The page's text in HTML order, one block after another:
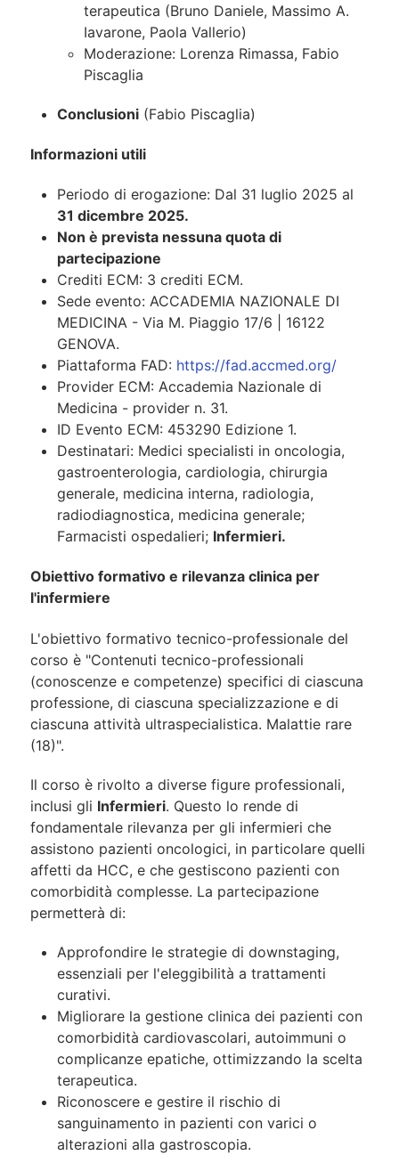
terapeutica (Bruno Daniele, Massimo A.
Iavarone, Paola Vallerio)
Moderazione: Lorenza Rimassa, Fabio
Piscaglia
Conclusioni (Fabio Piscaglia)
Informazioni utili
Periodo di erogazione: Dal 31 luglio 2025 al
31 dicembre 2025.
Non è prevista nessuna quota di
partecipazione
Crediti ECM: 3 crediti ECM.
Sede evento: ACCADEMIA NAZIONALE DI
MEDICINA - Via M. Piaggio 17/6 | 16122
GENOVA.
Piattaforma FAD: https://fad.accmed.org/
Provider ECM: Accademia Nazionale di
Medicina - provider n. 31.
ID Evento ECM: 453290 Edizione 1.
Destinatari: Medici specialisti in oncologia,
gastroenterologia, cardiologia, chirurgia
generale, medicina interna, radiologia,
radiodiagnostica, medicina generale;
Farmacisti ospedalieri; Infermieri.
Obiettivo formativo e rilevanza clinica per
l'infermiere
L'obiettivo formativo tecnico-professionale del
corso è "Contenuti tecnico-professionali
(conoscenze e competenze) specifici di ciascuna
professione, di ciascuna specializzazione e di
ciascuna attività ultraspecialistica. Malattie rare
(18)".
Il corso è rivolto a diverse figure professionali,
inclusi gli Infermieri. Questo lo rende di
fondamentale rilevanza per gli infermieri che
assistono pazienti oncologici, in particolare quelli
affetti da HCC, e che gestiscono pazienti con
comorbidità complesse. La partecipazione
permetterà di:
Approfondire le strategie di downstaging,
essenziali per l'eleggibilità a trattamenti
curativi.
Migliorare la gestione clinica dei pazienti con
comorbidità cardiovascolari, autoimmuni o
complicanze epatiche, ottimizzando la scelta
terapeutica.
Riconoscere e gestire il rischio di
sanguinamento in pazienti con varici o
alterazioni alla gastroscopia.